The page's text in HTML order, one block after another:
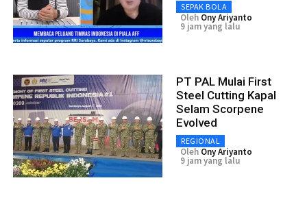
SEPAK BOLA
Oleh Ony Ariyanto
9 jam yang lalu
PT PAL Mulai First
Steel Cutting Kapal
Selam Scorpene
Evolved
REGIONAL
Oleh Ony Ariyanto
9 jam yang lalu